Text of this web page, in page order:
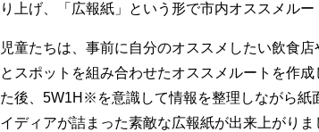
り上げ、「広報紙」という形で市内オススメル
児童たちは、事前に自分のオススメしたい飲食
とスポットを組み合わせたオススメルートを作
た後、5W1H※を意識して情報を整理しながら紙
イディアが詰まった素敵な広報紙が出来上がりま